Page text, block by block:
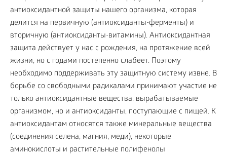
антиоксидантной защиты нашего организма, которая
делится на первичную (антиоксиданты-ферменты) и
вторичную (антиоксиданты-витамины). Антиоксидантная
защита действует у нас с рождения, на протяжение всей
жизни, но с годами постепенно слабеет. Поэтому
необходимо поддерживать эту защитную систему извне. В
борьбе со свободными радикалами принимают участие не
только антиоксидантные вещества, вырабатываемые
организмом, но и антиоксиданты, поступающие с пищей. К
антиоксидантам относятся также минеральные вещества
(соединения селена, магния, меди), некоторые
аминокислоты и растительные полифенолы